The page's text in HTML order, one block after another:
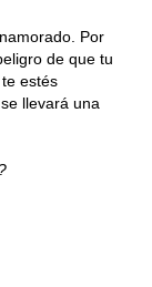
Por
de que tu
estés
llevará una